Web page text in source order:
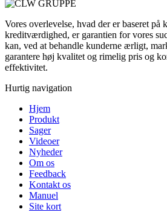
Vores overlevelse, hvad der er baseret på
kreditværdighed, er garantien for vores
kan, ved at behandle kunderne ærligt,
garantere høj kvalitet og rimelig pris og
effektivitet.
Hurtig navigation
Hjem
Produkt
Sager
Videoer
Nyheder
Om os
Feedback
Kontakt os
Manuel
Site kort